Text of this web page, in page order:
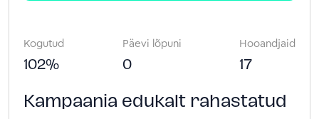
Kogutud
102%
Päevi lõpuni
0
Hooandjaid
17
Kampaania edukalt rahastatud